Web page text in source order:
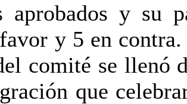
aprobados y su
y 5 en
comité se llenó
que